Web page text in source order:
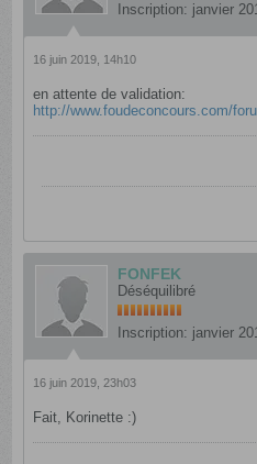
Inscription: janvier
16 juin 2019, 14h10
en attente de validation:
http://www.foudeconcours.com/
FONFEK
Déséquilibré
Inscription: janvier
16 juin 2019, 23h03
Fait, Korinette :)